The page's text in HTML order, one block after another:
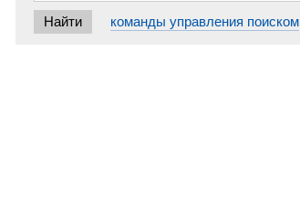
команды управления поиском